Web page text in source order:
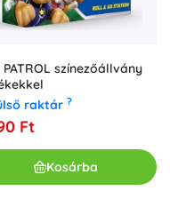
PATROL színezőállvány
raktár ?
Ft
Kosárba